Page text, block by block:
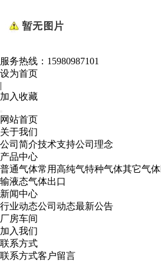
服务热线： 15980987101
设为首页
|
加入收藏
网站首页
关于我们
公司简介技术支持公司理念
产品中心
普通气体常用高纯气特种气体其它气体
输液态气体出口
新闻中心
行业动态公司动态最新公告
厂房车间
加入我们
联系方式
联系方式客户留言